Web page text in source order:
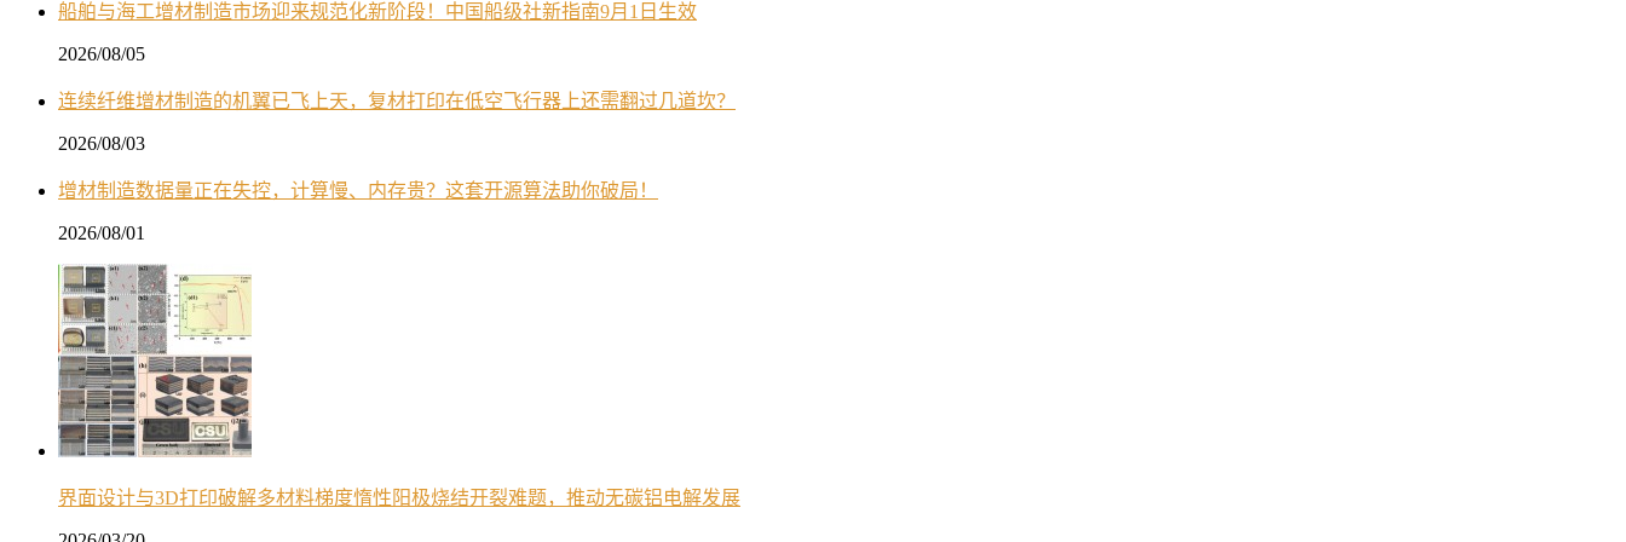
船舶与海工增材制造市场迎来规范化新阶段！中国船级社新指南9月1日生效
2026/08/05
连续纤维增材制造的机翼已飞上天，复材打印在低空飞行器上还需翻过几道坎？
2026/08/03
增材制造数据量正在失控，计算慢、内存贵？这套开源算法助你破局！
2026/08/01
界面设计与3D打印破解多材料梯度惰性阳极烧结开裂难题，推动无碳铝电解发展